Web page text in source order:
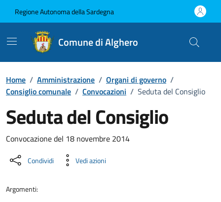
Regione Autonoma della Sardegna
Comune di Alghero
Home / Amministrazione / Organi di governo /
Consiglio comunale / Convocazioni / Seduta del Consiglio
Seduta del Consiglio
???portal.DettaglioConvocazione???
Convocazione del 18 novembre 2014
Condividi Vedi azioni
Argomenti: